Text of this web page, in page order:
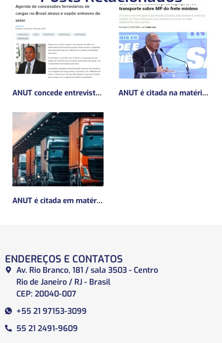
ANUT concede entrevista sobre Concessões Ferroviárias ANUT é citada na matéria da Mundo Logística sobre MP do frete mínimo”
ANUT é citada em matéria da Mundo Logística sobre a MP do Frete
ENDEREÇOS E CONTATOS
Av. Rio Branco, 181 / sala 3503 - Centro
Rio de Janeiro / RJ - Brasil
CEP: 20040-007
+55 21 97153-3099
55 21 2491-9609